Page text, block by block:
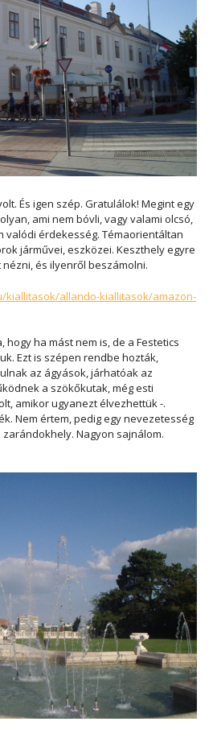
És igen szép. Gratulálok! Megint egy
ami nem bóvli, vagy valami olcsó,
valódi érdekesség. Témaorientáltan
járművei, eszközei. Keszthely egyre
és ilyenről beszámolni.
allando-kiallitasok/amazon-
ha mást nem is, de a Festetics
Ezt is szépen rendbe hozták,
az ágyások, járhatóak az
a szökőkutak, még esti
amikor ugyanezt élvezhettük -.
Nem értem, pedig egy nevezetesség
Nagyon sajnálom.